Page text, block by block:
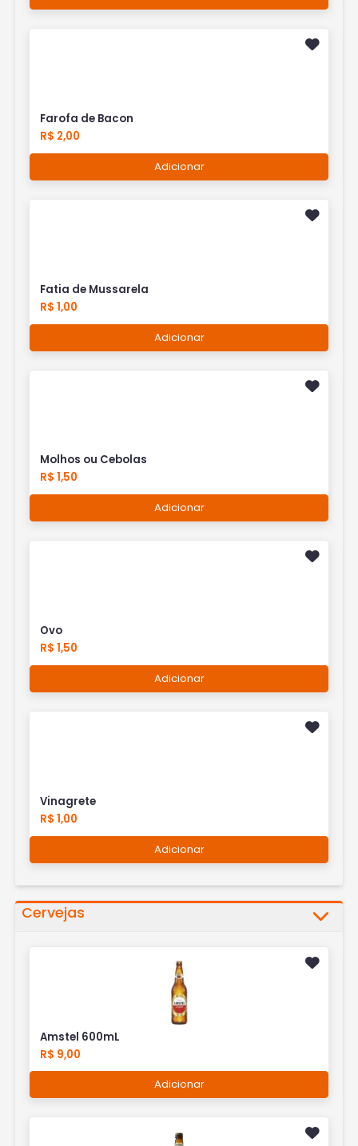
Farofa de Bacon
R$ 2,00
Adicionar
Fatia de Mussarela
R$ 1,00
Adicionar
Molhos ou Cebolas
R$ 1,50
Adicionar
Ovo
R$ 1,50
Adicionar
Vinagrete
R$ 1,00
Adicionar
Cervejas
Amstel 600mL
R$ 9,00
Adicionar